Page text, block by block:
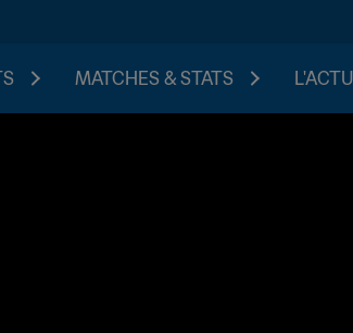
MATCHES & STATS L'ACTU